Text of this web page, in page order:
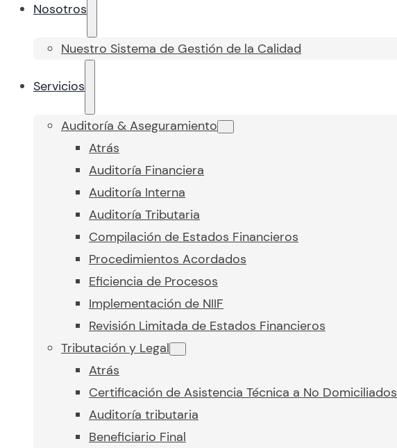
Nosotros
Nuestro Sistema de Gestión de la Calidad
Servicios
Auditoría & Aseguramiento
Atrás
Auditoría Financiera
Auditoría Interna
Auditoría Tributaria
Compilación de Estados Financieros
Procedimientos Acordados
Eficiencia de Procesos
Implementación de NIIF
Revisión Limitada de Estados Financieros
Tributación y Legal
Atrás
Certificación de Asistencia Técnica a No Domiciliados
Auditoría tributaria
Beneficiario Final